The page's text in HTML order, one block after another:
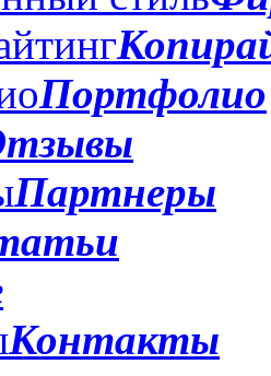
Портфолио
Партнеры
Контакты